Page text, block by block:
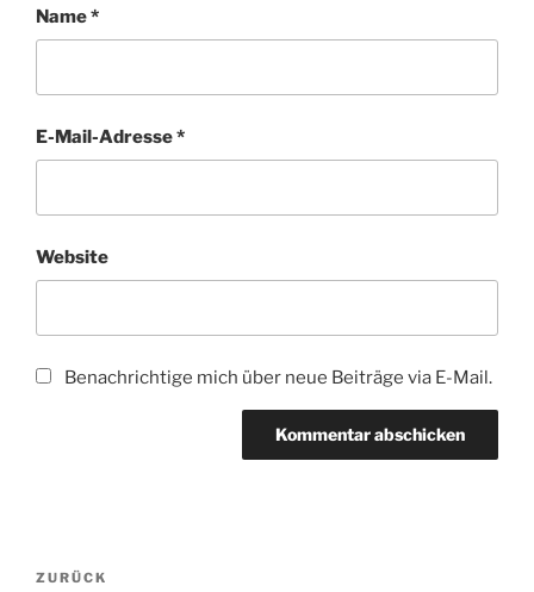
Name*
E-Mail-Adresse*
Website
Benachrichtige mich über neue Beiträge via E-Mail.
Beitragsnavigation
Vorheriger
ZURÜCK